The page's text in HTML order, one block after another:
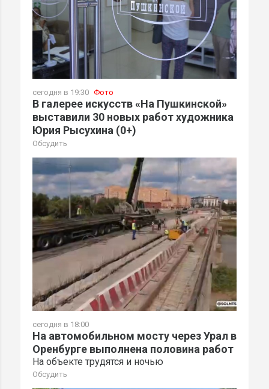
сегодня в 19:30 Фото
В галерее искусств «На Пушкинской»
выставили 30 новых работ художника
Юрия Рысухина (0+)
Обсудить
сегодня в 18:00
На автомобильном мосту через Урал в
Оренбурге выполнена половина работ
На объекте трудятся и ночью
Обсудить